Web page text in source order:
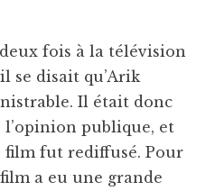
fois à la télévision
se disait qu’Arik
Il était donc
l’opinion publique, et
film fut rediffusé. Pour
a eu une grande